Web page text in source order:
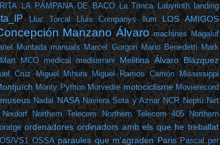
LA PÁMPANA DE BACO La Trinca Labyrinth landing
Lluc Torcal Lluis Companys llum
LOS AMIGOS
Manzano Álvaro machines Magaluf
Muntada manuals Marcel Gorgori Mario Benedetti Mark
Mart MCO medical mediterrani Melitina Álvaro Blázquez
Cruz Miguel Mihura Miguel Ramos Carrión Mississippi
Monty Python Morvedre motociclisme Movierecord
museus Nadal NASA Naviera Sota y Aznar NCR Neptú Net
Nixdorf Northern Telecom Northern Telecom 405
Northern
oratge ordenadores ordinadors amb els que he treballat
VS1 OSSA paraules que m'agraden Paris Pascal per